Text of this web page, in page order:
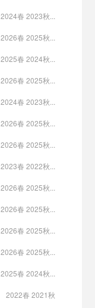
2024春 2023秋...
2026春 2025秋...
2025春 2024秋...
2026春 2025秋...
2024春 2023秋...
2026春 2025秋...
2026春 2025秋...
2023春 2022秋...
2026春 2025秋...
2026春 2025秋...
2026春 2025秋...
2026春 2025秋...
2025春 2024秋...
2022春 2021秋